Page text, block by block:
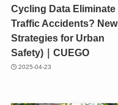
Cycling Data Eliminate
Traffic Accidents? New
Strategies for Urban
Safety)｜CUEGO
2025-04-23